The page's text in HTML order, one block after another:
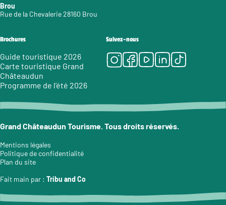
Brou
Rue de la Chevalerie 28160 Brou
Brochures
Guide touristique 2026
Carte touristique Grand
Châteaudun
Programme de l’été 2026
Suivez-nous
Instagram
Facebook
Youtube
LinkedIn
Tiktok
Grand Châteaudun Tourisme. Tous droits réservés.
Mentions légales
Politique de confidentialité
Plan du site
Fait main par : Tribu and Co